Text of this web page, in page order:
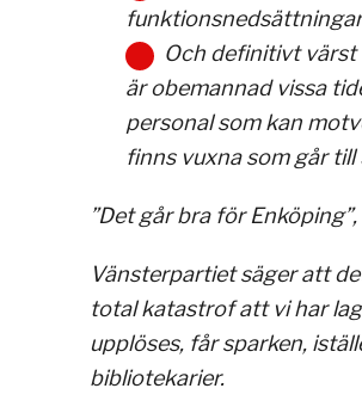
Och definitivt värst
är obemannad vissa
personal som kan
finns vuxna som går
”Det går bra för
Vänsterpartiet säger att
total katastrof att vi har
upplöses, får sparken,
bibliotekarier.